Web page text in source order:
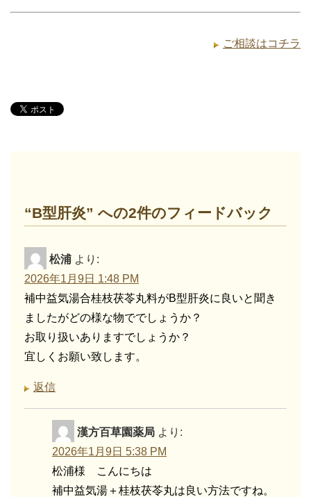
ご相談はコチラ
“B型肝炎” への2件のフィードバック
松浦 より:
2026年1月9日 1:48 PM
補中益気湯合桂枝茯苓丸料がB型肝炎に良いと聞き
ましたがどの様な物ででしょうか？
お取り扱いありますでしょうか？
宜しくお願い致します。
返信
漢方百草園薬局 より:
2026年1月9日 5:38 PM
松浦様 こんにちは
補中益気湯＋桂枝茯苓丸は良い方法ですね。